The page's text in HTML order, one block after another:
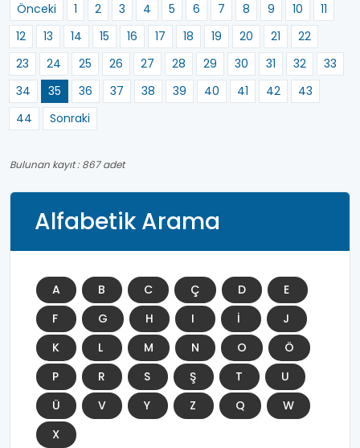
Önceki 1 2 3 4 5 6 7 8 9 10
11
12
13 14 15 16 17 18 19 20 21
22
23
24 25 26 27 28 29 30 31 32
33
34
35 36 37 38 39 40 41 42
43
44
Sonraki
Bulunan kayıt : 867 adet
Alfabetik Arama
A B C Ç D
E
F
G H I İ
J
K
L M N O
Ö
P
R S Ş T
U
Ü
V Y Z Q
W
X